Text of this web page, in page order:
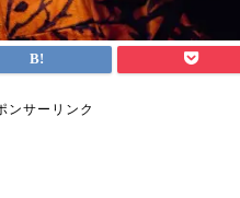
ンサーリンク